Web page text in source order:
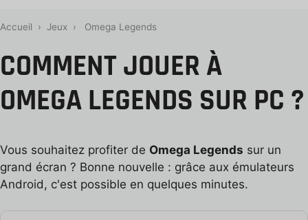
Accueil › Jeux › Omega Legends
COMMENT JOUER À
OMEGA LEGENDS SUR PC ?
Vous souhaitez profiter de Omega Legends sur un
grand écran ? Bonne nouvelle : grâce aux émulateurs
Android, c'est possible en quelques minutes.